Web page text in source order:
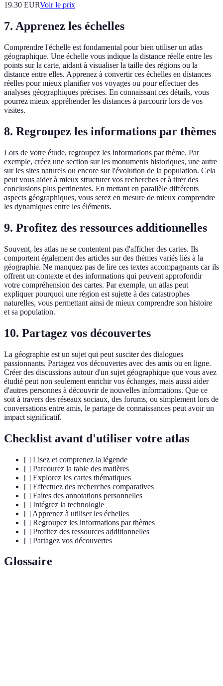
19.30 EURVoir le prix
7. Apprenez les échelles
Comprendre l'échelle est fondamental pour bien utiliser un atlas
géographique. Une échelle vous indique la distance réelle entre les
points sur la carte, aidant à visualiser la taille des régions ou la
distance entre elles. Apprenez à convertir ces échelles en distances
réelles pour mieux planifier vos voyages ou pour effectuer des
analyses géographiques précises. En connaissant ces détails, vous
pourrez mieux appréhender les distances à parcourir lors de vos
visites.
8. Regroupez les informations par thèmes
Lors de votre étude, regroupez les informations par thème. Par
exemple, créez une section sur les monuments historiques, une autre
sur les sites naturels ou encore sur l'évolution de la population. Cela
peut vous aider à mieux structurer vos recherches et à tirer des
conclusions plus pertinentes. En mettant en parallèle différents
aspects géographiques, vous serez en mesure de mieux comprendre
les dynamiques entre les éléments.
9. Profitez des ressources additionnelles
Souvent, les atlas ne se contentent pas d'afficher des cartes. Ils
comportent également des articles sur des thèmes variés liés à la
géographie. Ne manquez pas de lire ces textes accompagnants car ils
offrent un contexte et des informations qui peuvent approfondir
votre compréhension des cartes. Par exemple, un atlas peut
expliquer pourquoi une région est sujette à des catastrophes
naturelles, vous permettant ainsi de mieux comprendre son histoire
et sa population.
10. Partagez vos découvertes
La géographie est un sujet qui peut susciter des dialogues
passionnants. Partagez vos découvertes avec des amis ou en ligne.
Créer des discussions autour d'un sujet géographique que vous avez
étudié peut non seulement enrichir vos échanges, mais aussi aider
d'autres personnes à découvrir de nouvelles informations. Que ce
soit à travers des réseaux sociaux, des forums, ou simplement lors de
conversations entre amis, le partage de connaissances peut avoir un
impact significatif.
Checklist avant d'utiliser votre atlas
[ ] Lisez et comprenez la légende
[ ] Parcourez la table des matières
[ ] Explorez les cartes thématiques
[ ] Effectuez des recherches comparatives
[ ] Faites des annotations personnelles
[ ] Intégrez la technologie
[ ] Apprenez à utiliser les échelles
[ ] Regroupez les informations par thèmes
[ ] Profitez des ressources additionnelles
[ ] Partagez vos découvertes
Glossaire